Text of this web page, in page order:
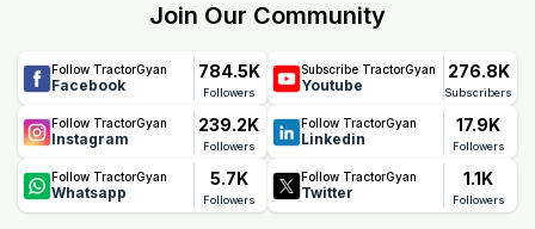
Join Our Community
Follow TractorGyan
Facebook
784.5K
Followers
Subscribe TractorGyan
Youtube
276.8K
Subscribers
Follow TractorGyan
Instagram
239.2K
Followers
Follow TractorGyan
Linkedin
17.9K
Followers
Follow TractorGyan
Whatsapp
5.7K
Followers
Follow TractorGyan
Twitter
1.1K
Followers